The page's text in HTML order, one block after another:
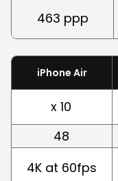
463 ppp
iPhone Air
x 10
48
4K at 60fps